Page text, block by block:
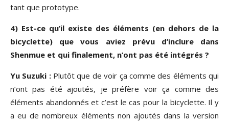
tant que prototype.
4) Est-ce qu’il existe des éléments (en dehors de la
bicyclette) que vous aviez prévu d’inclure dans
Shenmue et qui finalement, n’ont pas été intégrés ?
Yu Suzuki :Plutôt que de voir ça comme des éléments qui
n’ont pas été ajoutés, je préfère voir ça comme des
éléments abandonnés et c’est le cas pour la bicyclette. Il y
a eu de nombreux éléments non ajoutés dans la version